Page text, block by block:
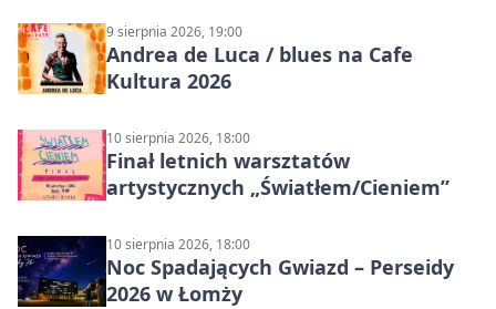
9 sierpnia 2026, 19:00
Andrea de Luca / blues na Cafe
Kultura 2026
10 sierpnia 2026, 18:00
Finał letnich warsztatów
artystycznych „Światłem/Cieniem”
10 sierpnia 2026, 18:00
Noc Spadających Gwiazd – Perseidy
2026 w Łomży